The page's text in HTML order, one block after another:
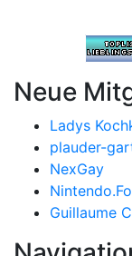
Neue
Ladys
plauder-
NexGay
Guillaume